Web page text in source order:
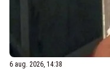
6 aug. 2026, 14:38